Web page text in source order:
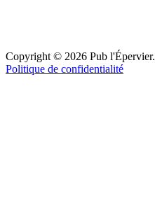
Copyright © 2026 Pub l'Épervier.
Politique de confidentialité